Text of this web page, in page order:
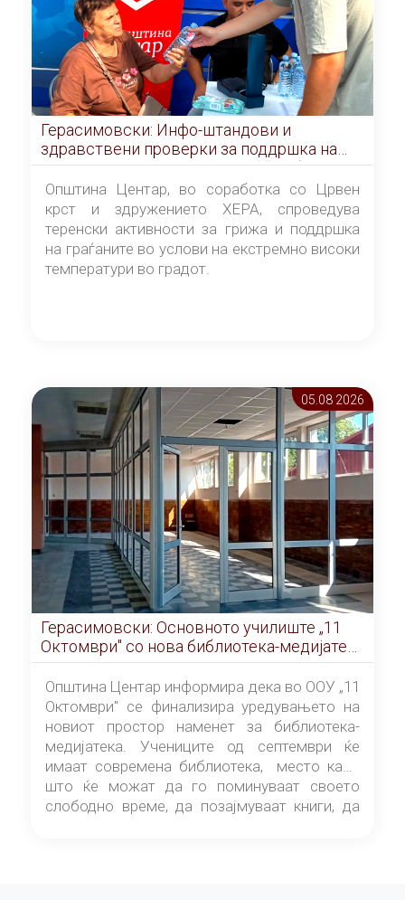
Герасимовски: Инфо-штандови и
здравствени проверки за поддршка на
граѓаните во услови на топлотен бран
Општина Центар, во соработка со Црвен
крст и здружението ХЕРА, спроведува
теренски активности за грижа и поддршка
на граѓаните во услови на екстремно високи
температури во градот.
05.08 2026
Герасимовски: Основното училиште „11
Октомври" со нова библиотека-медијатека
од септември
Општина Центар информира дека во ООУ „11
Октомври" се финализира уредувањето на
новиот простор наменет за библиотека-
медијатека. Учениците од септември ќе
имаат современа библиотека, место каде
што ќе можат да го поминуваат своето
слободно време, да позајмуваат книги, да